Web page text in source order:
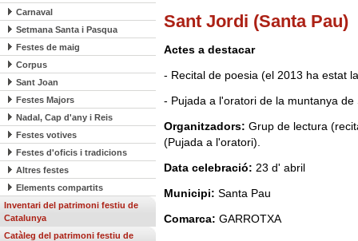
Carnaval
Setmana Santa i Pasqua
Festes de maig
Corpus
Sant Joan
Festes Majors
Nadal, Cap d'any i Reis
Festes votives
Festes d'oficis i tradicions
Altres festes
Elements compartits
Inventari del patrimoni festiu de
Catalunya
Catàleg del patrimoni festiu de
Sant Jordi (Santa Pau)
Actes a destacar
- Recital de poesia (el 2013 ha estat
- Pujada a l'oratori de la muntanya de
Organitzadors: Grup de lectura
(Pujada a l'oratori).
Data celebració: 23 d' abril
Municipi: Santa Pau
Comarca: GARROTXA